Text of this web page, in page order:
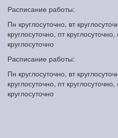
Расписание работы:
Пн круглосуточно, вт
круглосуточно, пт
круглосуточно
Расписание работы:
Пн круглосуточно, вт
круглосуточно, пт
круглосуточно